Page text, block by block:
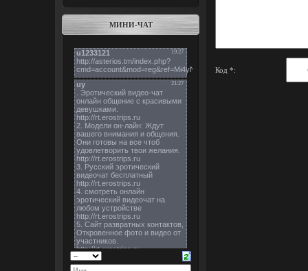
МИНИ-ЧАТ
Код *: